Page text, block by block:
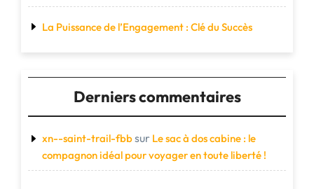
La Puissance de l’Engagement : Clé du Succès
Derniers commentaires
xn--saint-trail-fbbsur Le sac à dos cabine : le
compagnon idéal pour voyager en toute liberté !